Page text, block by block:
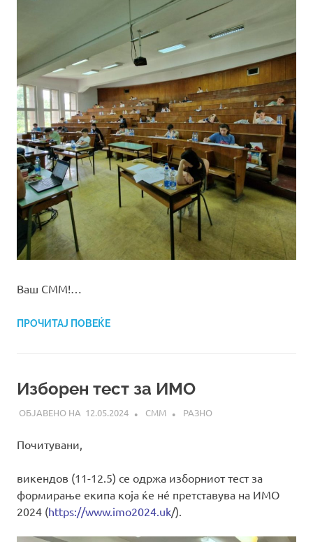
Ваш СММ!…
ПРОЧИТАЈ ПОВЕЌЕ
Изборен тест за ИМО
12.05.2024 СММ РАЗНО
Почитувани,
викендов (11-12.5) се одржа изборниот тест за
формирање екипа која ќе нé претставува на ИМО
2024 (https://www.imo2024.uk/).